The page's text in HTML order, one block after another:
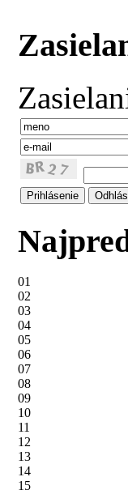
01
02
03
04
05
06
07
08
09
10
11
12
13
14
15